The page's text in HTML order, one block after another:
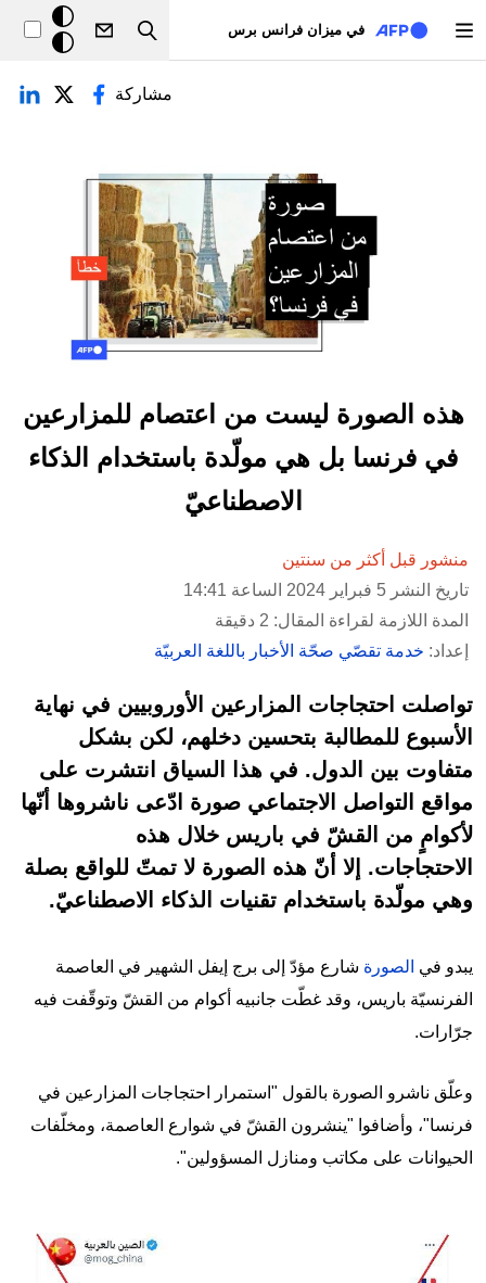
في ميزان فرانس برس
Search
خلفيّة
داكنة
التبويبات الأساسية
مشاركة
هذه الصورة ليست من اعتصام للمزارعين
في فرنسا بل هي مولّدة باستخدام الذكاء
الاصطناعيّ
منشور قبل أكثر من سنتين
تاريخ النشر 5 فبراير 2024 الساعة 14:41
المدة اللازمة لقراءة المقال: 2 دقيقة
إعداد: خدمة تقصّي صحّة الأخبار باللغة العربيّة
تواصلت احتجاجات المزارعين الأوروبيين في نهاية
الأسبوع للمطالبة بتحسين دخلهم، لكن بشكل
متفاوت بين الدول. في هذا السياق انتشرت على
مواقع التواصل الاجتماعي صورة ادّعى ناشروها أنّها
لأكوامٍ من القشّ في باريس خلال هذه
الاحتجاجات. إلا أنّ هذه الصورة لا تمتّ للواقع بصلة
وهي مولّدة باستخدام تقنيات الذكاء الاصطناعيّ.
يبدو في الصورة شارع مؤدّ إلى برج إيفل الشهير في العاصمة
الفرنسيّة باريس، وقد غطّت جانبيه أكوام من القشّ وتوقّفت فيه
جرّارات.
وعلّق ناشرو الصورة بالقول "استمرار احتجاجات المزارعين في
فرنسا"، وأضافوا "ينشرون القشّ في شوارع العاصمة، ومخلّفات
الحيوانات على مكاتب ومنازل المسؤولين".
Image